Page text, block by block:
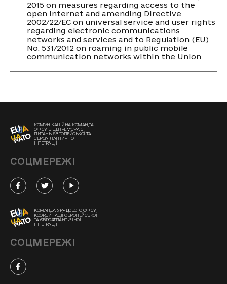
2015 on measures regarding access to the
open Internet and amending Directive
2002/22/EC on universal service and user rights
regarding electronic communications
networks and services and to Regulation (EU)
No. 531/2012 on roaming in public mobile
communication networks within the Union
КОМУНІКАЦІЙНА КОМАНДА
ОФІСУ ВІЦЕПРЕМ'ЄРА З
ПИТАНЬ ЄВРОПЕЙСЬКОЇ ТА
ЄВРОАТЛАНТИЧНОЇ
ІНТЕГРАЦІЇ
СОЦМЕРЕЖІ
КОМАНДА УРЯДОВОГО ОФІСУ
КООРДИНАЦІЇ ЄВРОПЕЙСЬКОЇ
ТА ЄВРОАТЛАНТИЧНОЇ
ІНТЕГРАЦІЇ
СОЦМЕРЕЖІ